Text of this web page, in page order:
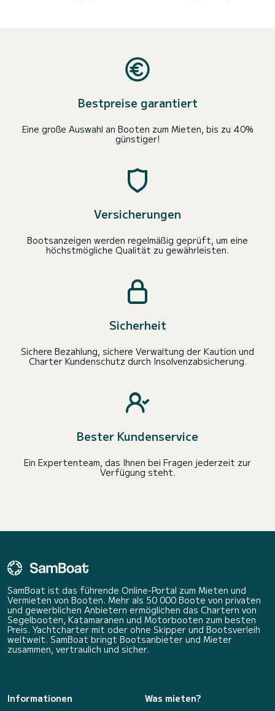
Bestpreise garantiert
Eine große Auswahl an Booten zum Mieten, bis zu 40%
günstiger!
Versicherungen
Bootsanzeigen werden regelmäßig geprüft, um eine
höchstmögliche Qualität zu gewährleisten.
Sicherheit
Sichere Bezahlung, sichere Verwaltung der Kaution und
Charter Kundenschutz durch Insolvenzabsicherung.
Bester Kundenservice
Ein Expertenteam, das Ihnen bei Fragen jederzeit zur
Verfügung steht.
SamBoat ist das führende Online-Portal zum Mieten und
Vermieten von Booten. Mehr als 50 000 Boote von privaten
und gewerblichen Anbietern ermöglichen das Chartern von
Segelbooten, Katamaranen und Motorbooten zum besten
Preis. Yachtcharter mit oder ohne Skipper und Bootsverleih
weltweit. SamBoat bringt Bootsanbieter und Mieter
zusammen, vertraulich und sicher.
Informationen
Was mieten?